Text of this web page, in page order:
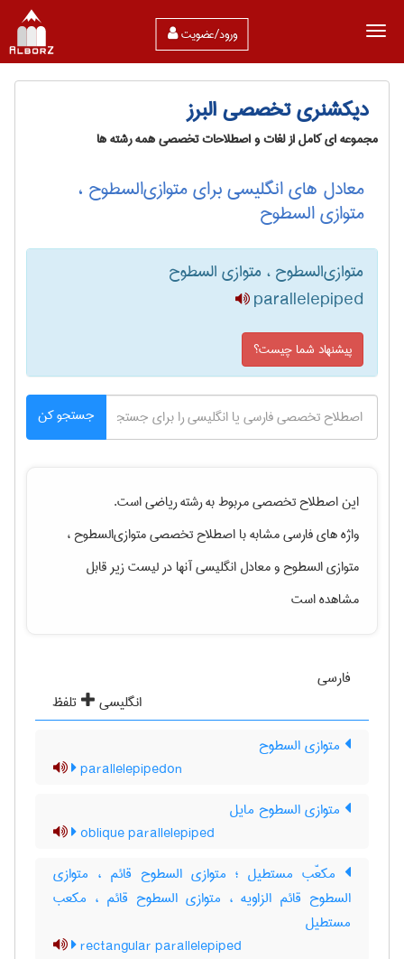
ورود/عضویت
دیکشنری تخصصی البرز
مجموعه ای کامل از لغات و اصطلاحات تخصصی همه رشته ها
معادل های انگلیسی برای متوازی‌السطوح ،
متوازی السطوح
متوازی‌السطوح ، متوازی السطوح
parallelepiped
پیشنهاد شما چیست؟
جستجو کن
این اصطلاح تخصصی مربوط به رشتهرياضیاست.
واژه های فارسی مشابه با اصطلاح تخصصیمتوازی‌السطوح ،
متوازی السطوحو معادل انگلیسی آنها در لیست زیر قابل
مشاهده است
فارسی
انگلیسی
تلفظ
متوازی السطوح
parallelepipedon
متوازی السطوح مایل
oblique parallelepiped
مکعّب مستطیل ؛ متوازی السطوح قائم ، متوازی
السطوح قائم الزاویه ، متوازی السطوح قائم ، مکعب
مستطیل
rectangular parallelepiped